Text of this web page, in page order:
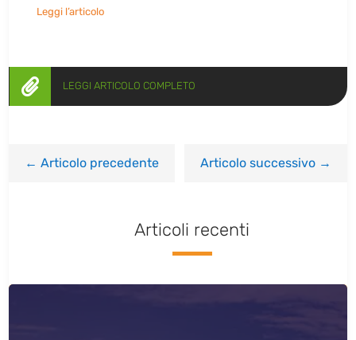
Leggi l’articolo
 LEGGI ARTICOLO COMPLETO
←Articolo precedente Articolo successivo→
Articoli recenti